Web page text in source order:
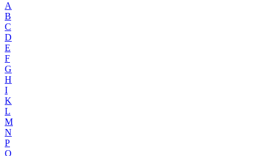
A
B
C
D
E
F
G
H
I
K
L
M
N
P
Q